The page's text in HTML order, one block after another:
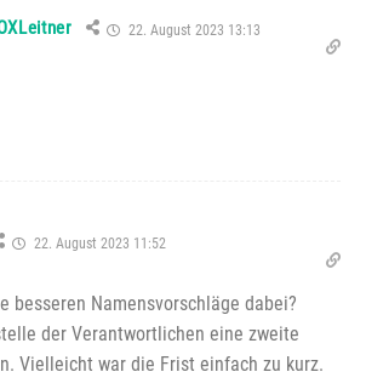
22. August 2023 13:13
22. August 2023 11:52
besseren Namensvorschläge dabei?
der Verantwortlichen eine zweite
Vielleicht war die Frist einfach zu kurz.